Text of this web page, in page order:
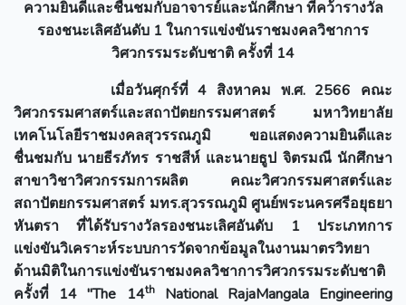
ความยินดีและชื่นชมกับอาจารย์และนักศึกษาที่คว้ารางวัล
รองชนะเลิศอันดับ 1ในการแข่งขันราชมงคลวิชาการ
วิศวกรรมระดับชาติ ครั้งที่ 14
เมื่อวันศุกร์ที่ 4 สิงหาคม พ.ศ. 2566 คณะ
วิศวกรรมศาสตร์และสถาปัตยกรรมศาสตร์ มหาวิทยาลัย
เทคโนโลยีราชมงคลสุวรรณภูมิ ขอแสดงความยินดีและ
ชื่นชมกับ นายธีรภัทร ราชสีห์ และนายธูป จิตรมณี นักศึกษา
สาขาวิชาวิศวกรรมการผลิต คณะวิศวกรรมศาสตร์และ
สถาปัตยกรรมศาสตร์ มทร.สุวรรณภูมิ ศูนย์พระนครศรีอยุธยา
หันตรา ที่ได้รับรางวัลรองชนะเลิศอันดับ 1 ประเภทการ
แข่งขันวิเคราะห์ระบบการวัดจากข้อมูลในงานมาตรวิทยา
ด้านมิติในการแข่งขันราชมงคลวิชาการวิศวกรรมระดับชาติ
ครั้งที่ 14 "The 14thNational RajaMangala Engineering